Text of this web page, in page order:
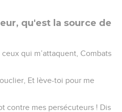
qu'est la source de
qui m’attaquent, Combats
Et lève-toi pour me
contre mes persécuteurs ! Dis